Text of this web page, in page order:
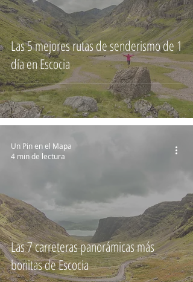
Las 5 mejores rutas de senderismo de 1
día en Escocia
Las 7 carreteras panorámicas más
bonitas de Escocia
Un Pin en el Mapa
4 min de lectura